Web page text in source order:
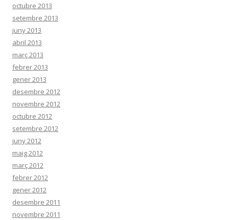
octubre 2013
setembre 2013
juny 2013
abril 2013
març 2013
febrer 2013
gener 2013
desembre 2012
novembre 2012
octubre 2012
setembre 2012
juny 2012
maig 2012
març 2012
febrer 2012
gener 2012
desembre 2011
novembre 2011